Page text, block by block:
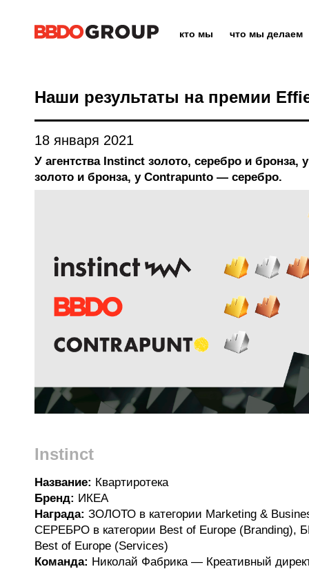
кто мы что мы делаем
Наши результаты на премии
18 января 2021
У агентства Instinct золото, серебро и бронза,
золото и бронза, у Contrapunto — серебро.
Instinct
Название: Квартиротека
Бренд: ИКЕА
Награда: ЗОЛОТО в категории Marketing &
СЕРЕБРО в категории Best of Europe (Branding),
Best of Europe (Services)
Команда: Николай Фабрика — Креативный